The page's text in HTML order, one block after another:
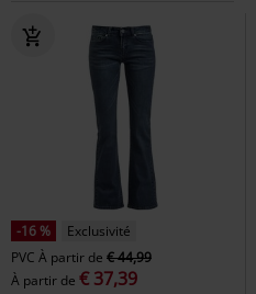
-16 %
Exclusivité
PVC À partir de € 44,99
À partir de € 37,39